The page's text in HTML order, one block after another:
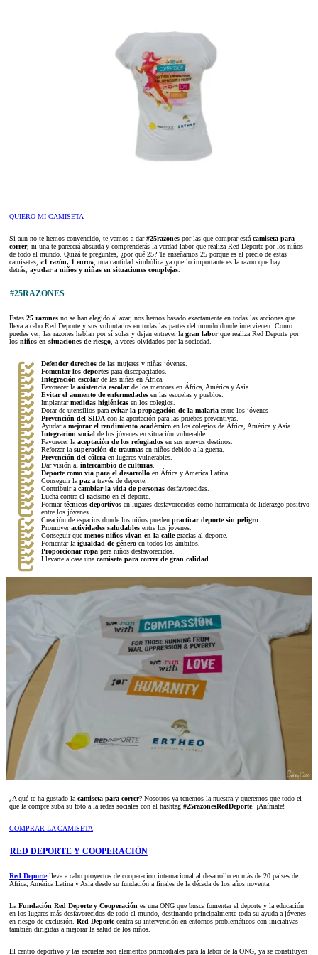
QUIERO MI CAMISETA
Si aun no te hemos convencido, te vamos a dar#25razones por las que comprar estácamiseta para
correr, ni una te parecerá absurda y comprenderás la verdad labor que realiza Red Deporte por los niños
de todo el mundo. Quizá te preguntes, ¿por qué 25? Te enseñamos 25 porque es el precio de estas
camisetas, «1 razón, 1 euro», una cantidad simbólica ya que lo importante es la razón que hay
detrás, ayudar a niños y niñas en situaciones complejas.
#25RAZONES
Estas 25 razones no se han elegido al azar, nos hemos basado exactamente en todas las acciones que
lleva a cabo Red Deporte y sus voluntarios en todas las partes del mundo donde intervienen. Como
puedes ver, las razones hablan por sí solas y dejan entrever la gran laborque realiza Red Deporte por
los niños en situaciones de riesgo , a veces olvidados por la sociedad.
Defender derechos de las mujeres y niñas jóvenes.
Fomentar los deportes para discapacitados.
Integración escolarde las niñas en África.
Favorecer la asistencia escolarde los menores en África, América y Asia.
Evitar el aumento de enfermedades en las escuelas y pueblos.
Implantarmedidas higiénicas en los colegios.
Dotar de utensilios para evitar la propagación de la malaria entre los jóvenes
Prevención del SIDA con la aportación para las pruebas preventivas.
Ayudar a mejorar el rendimiento académico en los colegios de África, América y Asia.
Integración social de los jóvenes en situación vulnerable.
Favorecer la aceptación de los refugiados en sus nuevos destinos.
Reforzar la superación de traumas en niños debido a la guerra.
Prevención del cólera en lugares vulnerables.
Dar visión al intercambio de culturas
Deporte como vía para el desarrollo en África y América Latina.
Conseguir la paza través de deporte.
Contribuir a cambiar la vida de personas desfavorecidas.
Lucha contra el racismo en el deporte.
Formartécnicos deportivos en lugares desfavorecidos como herramienta de liderazgo positivo
entre los jóvenes.
Creación de espacios donde los niños pueden practicar deporte sin peligro
Promoveractividades saludables entre los jóvenes.
Conseguir que menos niños vivan en la callegracias al deporte.
Fomentar la igualdad de género en todos los ámbitos.
Proporcionar ropa para niños desfavorecidos.
Llevarte a casa una camiseta para correr de gran calidad
¿A qué te ha gustado la camiseta para correr? Nosotros ya tenemos la nuestra y queremos que todo el
que la compre suba su foto a la redes sociales con el hashtag #25razonesRedDeporte. ¡Anímate!
COMPRAR LA CAMISETA
RED DEPORTE Y COOPERACIÓN
Red Deportelleva a cabo proyectos de cooperación internacional al desarrollo en más de 20 países de
África, América Latina y Asia desde su fundación a finales de la década de los años noventa.
La Fundación Red Deporte y Cooperación es una ONG que busca fomentar el deporte y la educación
en los lugares más desfavorecidos de todo el mundo, destinando principalmente toda su ayuda a jóvenes
en riesgo de exclusión. Red Deportecentra su intervención en entornos problemáticos con iniciativas
también dirigidas a mejorar la salud de los niños.
El centro deportivo y las escuelas son elementos primordiales para la labor de la ONG, ya se constituyen